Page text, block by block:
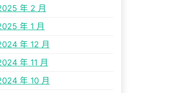
年 2 月
年 1 月
年 12 月
年 11 月
年 10 月